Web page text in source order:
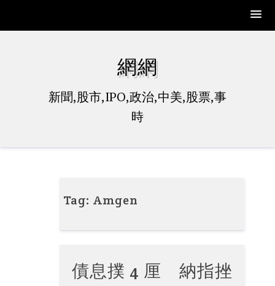
網網
新聞,股市,IPO,政治,中美,股票,事
時
Tag:Amgen
債息撲 4 厘 納指挫